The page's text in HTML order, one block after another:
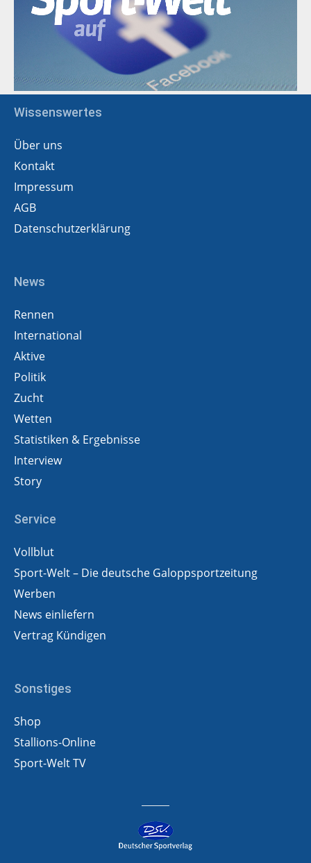
Wissenswertes
Über uns
Kontakt
Impressum
AGB
Datenschutzerklärung
News
Rennen
International
Aktive
Politik
Zucht
Wetten
Statistiken & Ergebnisse
Interview
Story
Service
Vollblut
Sport-Welt – Die deutsche Galoppsportzeitung
Werben
News einliefern
Vertrag Kündigen
Sonstiges
Shop
Stallions-Online
Sport-Welt TV